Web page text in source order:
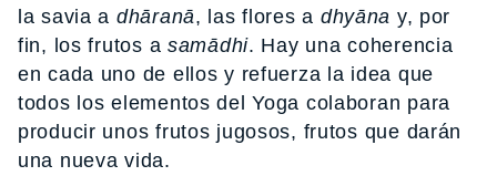
la savia a dhāranā, las flores a dhyāna y, por
fin, los frutos a samādhi. Hay una coherencia
en cada uno de ellos y refuerza la idea que
todos los elementos del Yoga colaboran para
producir unos frutos jugosos, frutos que darán
una nueva vida.